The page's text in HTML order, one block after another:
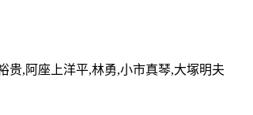
贵,阿座上洋平,林勇,小市真琴,大塚明夫